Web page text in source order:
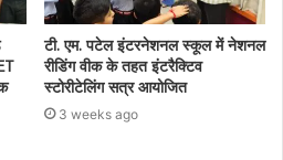
टी. एम. पटेल इंटरनेशनल स्कूल में नेशनल
रीडिंग वीक के तहत इंटरैक्टिव
स्टोरीटेलिंग सत्र आयोजित
3 weeks ago